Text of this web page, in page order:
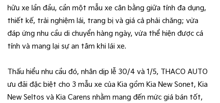
hữu xe lần đầu, cần một mẫu xe cân bằng giữa tính đa dụng,
thiết kế, trải nghiệm lái, trang bị và giá cả phải chăng; vừa
đáp ứng nhu cầu di chuyển hàng ngày, vừa thể hiện được cá
tính và mang lại sự an tâm khi lái xe.
Thấu hiểu nhu cầu đó, nhân dịp lễ 30/4 và 1/5, THACO AUTO
ưu đãi đặc biệt cho 3 mẫu xe của Kia gồm Kia New Sonet, Kia
New Seltos và Kia Carens nhằm mang đến mức giá bán tốt,